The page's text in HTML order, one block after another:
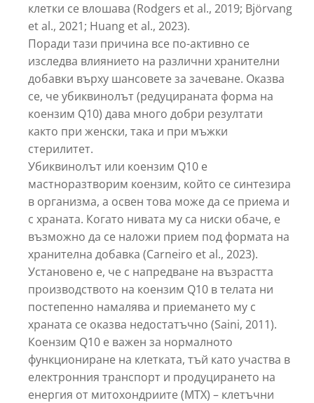
клетки се влошава (Rodgers et al., 2019; Björvang
et al., 2021; Huang et al., 2023).
Поради тази причина все по-активно се
изследва влиянието на различни хранителни
добавки върху шансовете за зачеване. Оказва
се, че убиквинолът (редуцираната форма на
коензим Q10) дава много добри резултати
както при женски, така и при мъжки
стерилитет.
Убиквинолът или коензим Q10 е
мастноразтворим коензим, който се синтезира
в организма, а освен това може да се приема и
с храната. Когато нивата му са ниски обаче, е
възможно да се наложи прием под формата на
хранителна добавка (Carneiro et al., 2023).
Установено е, че с напредване на възрастта
производството на коензим Q10 в телата ни
постепенно намалява и приемането му с
храната се оказва недостатъчно (Saini, 2011).
Коензим Q10 е важен за нормалното
функциониране на клетката, тъй като участва в
електронния транспорт и продуцирането на
енергия от митохондриите (МТХ) – клетъчни